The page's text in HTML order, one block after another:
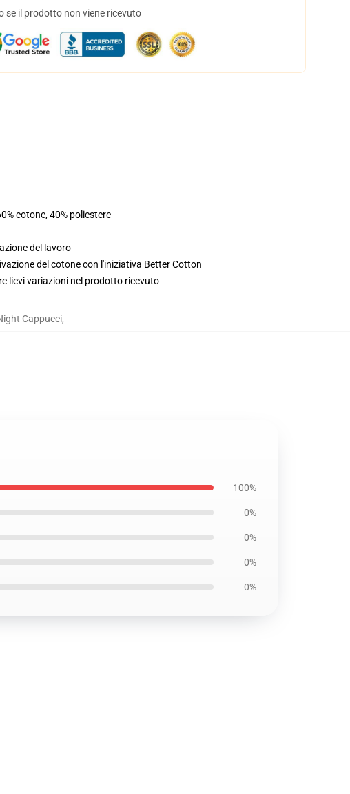
se il prodotto non viene ricevuto
cotone, 40% poliestere
del lavoro
del cotone con l'iniziativa Better Cotton
lievi variazioni nel prodotto ricevuto
Cappucci,
100%
0%
0%
0%
0%